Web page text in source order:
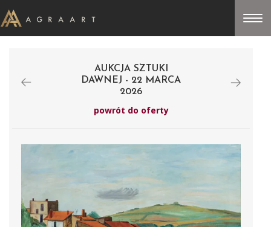
AUKCJA SZTUKI
DAWNEJ - 22 MARCA
2026
powrót do oferty